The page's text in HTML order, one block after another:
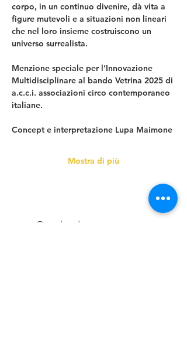
corpo, in un continuo divenire, dà vita a
figure mutevoli e a situazioni non lineari
che nel loro insieme costruiscono un
universo surrealista.
Menzione speciale per l’Innovazione
Multidisciplinare al bando Vetrina 2025 di
a.c.c.i. associazioni circo contemporaneo
italiane.
Concept e interpretazione Lupa Maimone
Mostra di più
Condividi questo evento